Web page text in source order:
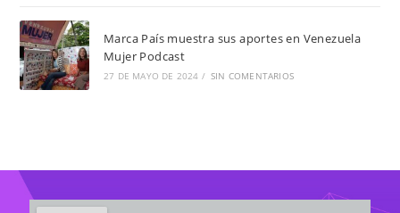
Marca País muestra sus aportes en Venezuela
Mujer Podcast
27 DE MAYO DE 2024 / SIN COMENTARIOS